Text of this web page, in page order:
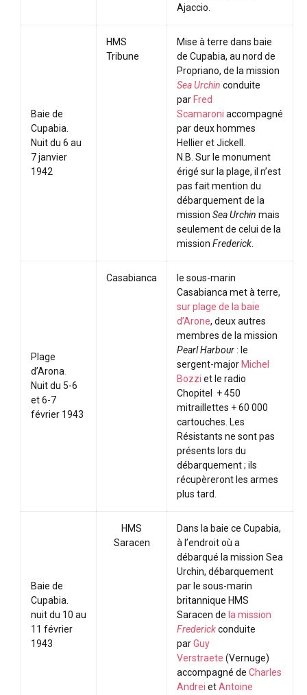
Ajaccio.
Baie de
Cupabia.
Nuit du 6 au
7 janvier
1942
HMS
Tribune
Mise à terre dans baie
de Cupabia, au nord de
Propriano, de la mission
Sea Urchin conduite
par Fred
Scamaroni accompagné
par deux hommes
Hellier et Jickell.
N.B. Sur le monument
érigé sur la plage, il n’est
pas fait mention du
débarquement de la
mission Sea Urchin mais
seulement de celui de la
mission Frederick
Plage
d’Arona
Nuit du 5-6
et 6-7
février 1943
Casabianca
le sous-marin
Casabianca met à terre,
sur plage de la baie
d’Arone, deux autres
membres de la mission
Pearl Harbour: le
sergent-major Michel
Bozzi et le radio
Chopitel + 450
mitraillettes + 60 000
cartouches. Les
Résistants ne sont pas
présents lors du
débarquement ; ils
récupèreront les armes
plus tard.
Baie de
Cupabia.
nuit du 10 au
11 février
1943
HMS
Saracen
Dans la baie ce Cupabia,
à l’endroit où a
débarqué la mission Sea
Urchin, débarquement
par le sous-marin
britannique HMS
Saracen de la mission
Frederickconduite
parGuy
Verstraete (Vernuge)
accompagné de Charles
Andrei etAntoine